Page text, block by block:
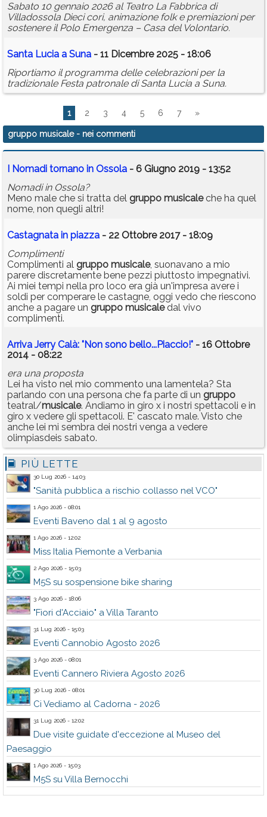
Sabato 10 gennaio 2026 al Teatro La Fabbrica di
Villadossola Dieci cori, animazione folk e premiazioni per
sostenere il Polo Emergenza – Casa del Volontario.
Santa Lucia a Suna - 11 Dicembre 2025 - 18:06
Riportiamo il programma delle celebrazioni per la
tradizionale Festa patronale di Santa Lucia a Suna.
1 2 3 4 5 6 7 »
gruppo musicale- nei commenti
I Nomadi tornano in Ossola - 6 Giugno 2019 - 13:52
Nomadi in Ossola?
Meno male che si tratta del gruppo musicaleche ha quel
nome, non quegli altri!
Castagnata in piazza - 22 Ottobre 2017 - 18:09
Complimenti
Complimenti al gruppo musicale, suonavano a mio
parere discretamente bene pezzi piuttosto impegnativi.
Ai miei tempi nella pro loco era già un'impresa avere i
soldi per comperare le castagne, oggi vedo che riescono
anche a pagare un gruppo musicaledal vivo
complimenti.
Arriva Jerry Calà: "Non sono bello...Piaccio!" - 16 Ottobre
2014 - 08:22
era una proposta
Lei ha visto nel mio commento una lamentela? Sta
parlando con una persona che fa parte di un gruppo
teatral/musicale. Andiamo in giro x i nostri spettacoli e in
giro x vedere gli spettacoli. E' cascato male. Visto che
anche lei mi sembra dei nostri venga a vedere
olimpiasdeis sabato.
PIÙ LETTE
30 Lug 2026 - 14:03
"Sanità pubblica a rischio collasso nel VCO"
1 Ago 2026 - 08:01
Eventi Baveno dal 1 al 9 agosto
1 Ago 2026 - 12:02
Miss Italia Piemonte a Verbania
2 Ago 2026 - 15:03
M5S su sospensione bike sharing
3 Ago 2026 - 18:06
"Fiori d'Acciaio" a Villa Taranto
31 Lug 2026 - 15:03
Eventi Cannobio Agosto 2026
3 Ago 2026 - 08:01
Eventi Cannero Riviera Agosto 2026
30 Lug 2026 - 08:01
Ci Vediamo al Cadorna - 2026
31 Lug 2026 - 12:02
Due visite guidate d'eccezione al Museo del
Paesaggio
1 Ago 2026 - 15:03
M5S su Villa Bernocchi